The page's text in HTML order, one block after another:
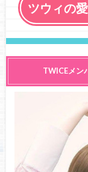
ツウィの
TWICEメン